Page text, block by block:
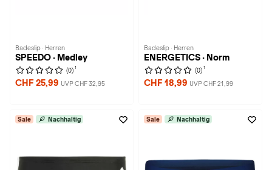
Badeslip · Herren
SPEEDO · Medley
(0) 1
CHF 25,99 UVP CHF 32,95
Badeslip · Herren
ENERGETICS · Norm
(0) 1
CHF 18,99 UVP CHF 21,99
Sale Nachhaltig Sale Nachhaltig